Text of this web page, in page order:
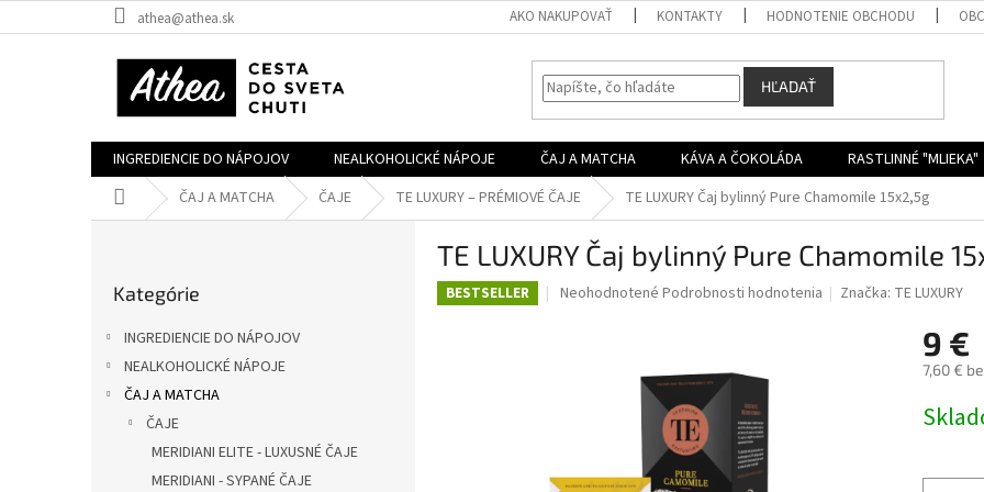
na
athea@athea.sk AKO NAKUPOVAŤ KONTAKTY HODNOTENIE OBCHODU
HĽADAŤ
INGREDIENCIE DO NÁPOJOV NEALKOHOLICKÉ NÁPOJE ČAJ A MATCHA KÁVA A ČOKOLÁDA RASTLINNÉ "MLIEKA"
Domov ČAJ A MATCHA ČAJE TE LUXURY – PRÉMIOVÉ ČAJE TE LUXURY Čaj bylinný Pure Chamomile 15x2,5g
kategórie
Kategórie
INGREDIENCIE DO NÁPOJOV
NEALKOHOLICKÉ NÁPOJE
ČAJ A MATCHA
ČAJE
MERIDIANI ELITE - LUXUSNÉ ČAJE
MERIDIANI - SYPANÉ ČAJE
TE LUXURY Čaj bylinný Pure Chamomile
BESTSELLER
Priemerné
Neohodnotené Podrobnosti hodnotenia Značka: TE LUXURY
9 €
7,60 €
cena: